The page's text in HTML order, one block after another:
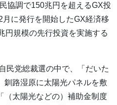
協調で150兆円を超えるGX投
に発行を開始したGX経済移
円規模の先行投資を実施する
民党総裁選の中で、「だいた
釧路湿原に太陽光パネルを敷
（太陽光などの）補助金制度